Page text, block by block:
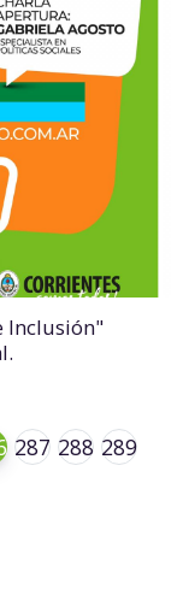
Inclusión"
287 288 289